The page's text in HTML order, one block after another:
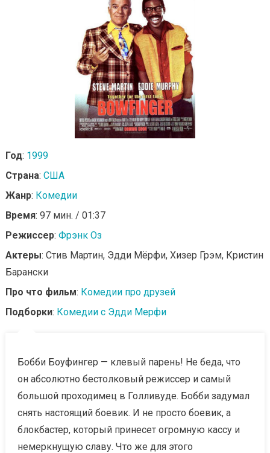
Год: 1999
Страна: США
Жанр: Комедии
Время: 97 мин. / 01:37
Режиссер: Фрэнк Оз
Актеры: Стив Мартин, Эдди Мёрфи, Хизер Грэм, Кристин
Барански
Про что фильм: Комедии про друзей
Подборки: Комедии с Эдди Мерфи
Бобби Боуфингер — клевый парень! Не беда, что
он абсолютно бестолковый режиссер и самый
большой проходимец в Голливуде. Бобби задумал
снять настоящий боевик. И не просто боевик, а
блокбастер, который принесет огромную кассу и
немеркнущую славу. Что же для этого